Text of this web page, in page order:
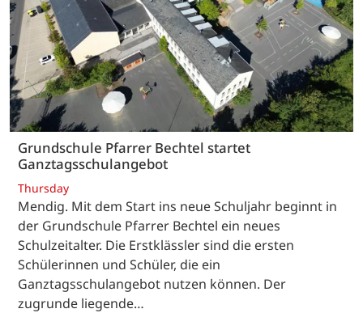
Grundschule Pfarrer Bechtel startet
Ganztagsschulangebot
Thursday
Mendig. Mit dem Start ins neue Schuljahr beginnt in
der Grundschule Pfarrer Bechtel ein neues
Schulzeitalter. Die Erstklässler sind die ersten
Schülerinnen und Schüler, die ein
Ganztagsschulangebot nutzen können. Der
zugrunde liegende…